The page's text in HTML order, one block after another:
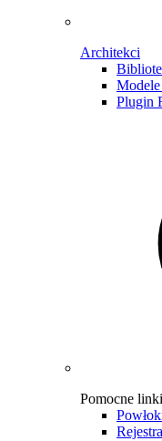
Architekci
Plugin
Pomocne linki